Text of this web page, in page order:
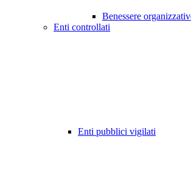
Benessere
Enti controllati
Enti pubblici vigilati